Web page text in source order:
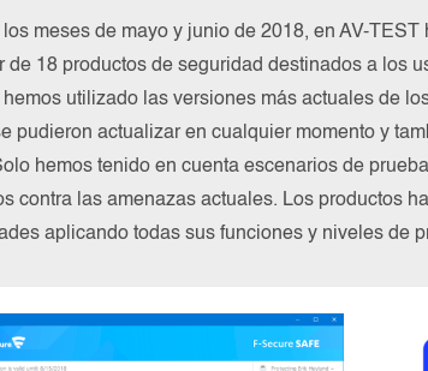
los meses de mayo y junio de 2018, en AV-
de 18 productos de seguridad destinados a los
utilizado las versiones más actuales de
pudieron actualizar en cualquier momento y
hemos tenido en cuenta escenarios de
contra las amenazas actuales. Los productos
aplicando todas sus funciones y niveles de